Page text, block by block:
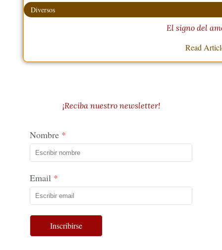
Diversos
El signo del
Read
¡Reciba nuestro newsletter!
Nombre
Email
Inscribirse